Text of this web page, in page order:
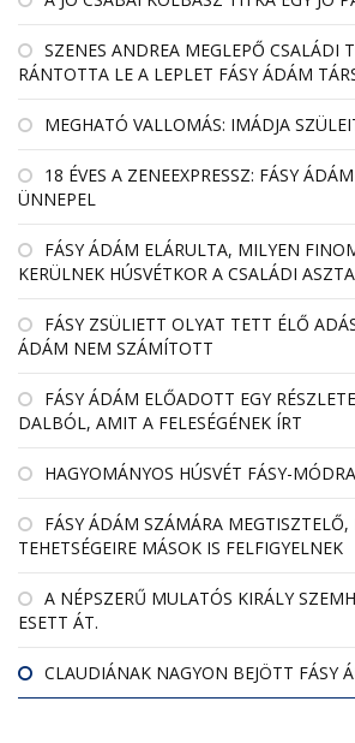
SZENES ANDREA MEGLEPŐ CSALÁDI
RÁNTOTTA LE A LEPLET FÁSY ÁDÁM
MEGHATÓ VALLOMÁS: IMÁDJA
18 ÉVES A ZENEEXPRESSZ: FÁSY
ÜNNEPEL
FÁSY ÁDÁM ELÁRULTA, MILYEN
KERÜLNEK HÚSVÉTKOR A CSALÁDI
FÁSY ZSÜLIETT OLYAT TETT ÉLŐ
ÁDÁM NEM SZÁMÍTOTT
FÁSY ÁDÁM ELŐADOTT EGY
DALBÓL, AMIT A FELESÉGÉNEK ÍRT
HAGYOMÁNYOS HÚSVÉT FÁSY-MÓDRA
FÁSY ÁDÁM SZÁMÁRA MEGTISZTELŐ,
TEHETSÉGEIRE MÁSOK IS FELFIGYELNEK
A NÉPSZERŰ MULATÓS KIRÁLY
ESETT ÁT.
CLAUDIÁNAK NAGYON BEJÖTT FÁSY